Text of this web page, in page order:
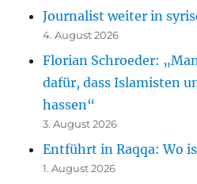
Journalist weiter in
4. August 2026
Florian Schroeder:
dafür, dass Islamisten
hassen“
3. August 2026
Entführt in Raqqa: Wo
1. August 2026